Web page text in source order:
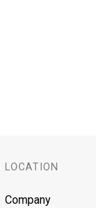
LOCATION
Company